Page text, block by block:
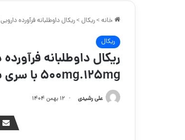
خانه >ریکال >ریکال داوطلبانه فرآورده دارویی CO-AMOXICLAV TABLET ORAL 500mg.125mg با سری ساخت ۰۱۸۳۰۵
ریکال
500mg.125mg با سری ساخت ۰۱۸۳۰۵
علی رشیدی ۱۲ بهمن ۱۴۰۴